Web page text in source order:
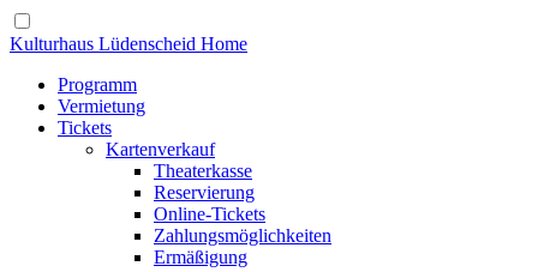
Kulturhaus Lüdenscheid Home
Programm
Vermietung
Tickets
Kartenverkauf
Theaterkasse
Reservierung
Online-Tickets
Zahlungsmöglichkeiten
Ermäßigung